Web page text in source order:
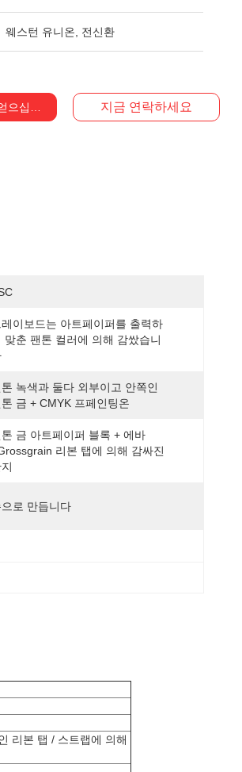
웨스턴 유니온, 전신환
으십시오 지금 연락하세요
레이보드는 아트페이퍼를 출력하
맞춘 팬톤 컬러에 의해 감쌌습니
녹색과 둘다 외부이고 안쪽인
금 + CMYK 프페인팅온
금 아트페이퍼 블록 + 에바
리본 탭에 의해 감싸진
으로 만듭니다
리본 탭 / 스트랩에 의해